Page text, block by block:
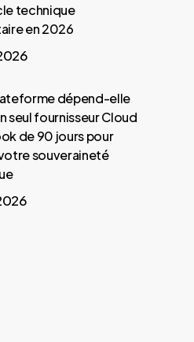
technique
en 2026
dépend-elle
seul fournisseur Cloud
de 90 jours pour
souveraineté